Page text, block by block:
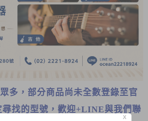
多，部分商品尚未全數登錄至官
尋找的型號，歡迎+LINE與我們聯
X